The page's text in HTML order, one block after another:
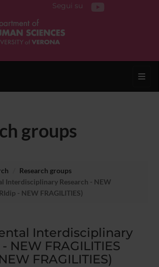
Segui su
groups
Research groups
Interdisciplinary Research - NEW
- NEW FRAGILITIES)
Interdisciplinary
NEW FRAGILITIES
FRAGILITIES)